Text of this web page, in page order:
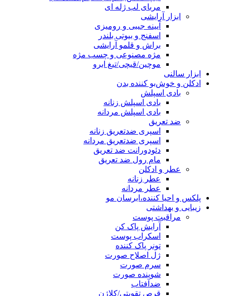
مربای لب ژله ای
ابزار آرایشی
آیینه جیبی و رومیزی
اسفنج و بیوتی بلندر
براش و قلمو آرایشی
مژه مصنوعی و چسب مژه
موچین/قیچی/تیغ ابرو
ابزار سالنی
ادکلن و خوش‌بو کننده بدن
بادی اسپلش
بادی اسپلش زنانه
بادی اسپلش مردانه
ضد تعریق
اسپری ضدتعریق زنانه
اسپری ضدتعریق مردانه
دئودورانت ضد تعریق
مام رول ضد تعریق
عطر و ادکلن
عطر زنانه
عطر مردانه
پلکس و احیا کننده،ابرسان مو
زیبایی و بهداشتی
مراقبت پوست
آرایش پاک کن
اسکراب پوست
تونر پاک کننده
ژل اصلاح صورت
سرم صورت
شوینده صورت
ضدآفتاب
قرص تقویتی/کلاژن